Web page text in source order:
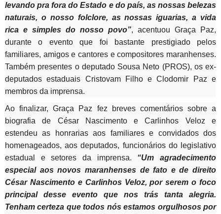
levando pra fora do Estado e do país, as nossas belezas
naturais, o nosso folclore, as nossas iguarias, a vida
rica e simples do nosso povo”, acentuou Graça Paz,
durante o evento que foi bastante prestigiado pelos
familiares, amigos e cantores e compositores maranhenses.
Também presentes o deputado Sousa Neto (PROS), os ex-
deputados estaduais Cristovam Filho e Clodomir Paz e
membros da imprensa.
Ao finalizar, Graça Paz fez breves comentários sobre a
biografia de César Nascimento e Carlinhos Veloz e
estendeu as honrarias aos familiares e convidados dos
homenageados, aos deputados, funcionários do legislativo
estadual e setores da imprensa. “Um agradecimento
especial aos novos maranhenses de fato e de direito
César Nascimento e Carlinhos Veloz, por serem o foco
principal desse evento que nos trás tanta alegria.
Tenham certeza que todos nós estamos orgulhosos por